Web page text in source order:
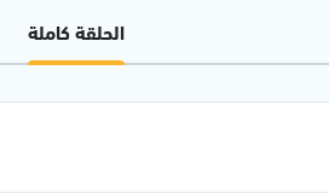
الحلقة كاملة